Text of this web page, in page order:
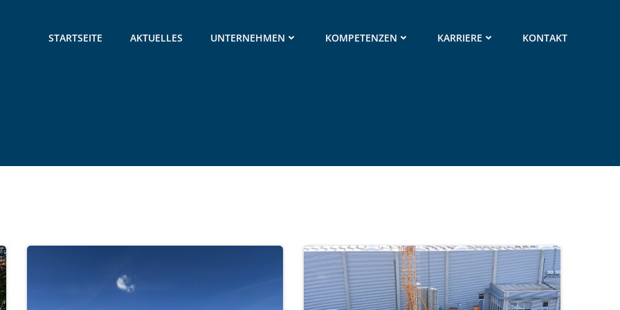
STARTSEITE AKTUELLES UNTERNEHMEN KOMPETENZEN KARRIERE KONTAKT